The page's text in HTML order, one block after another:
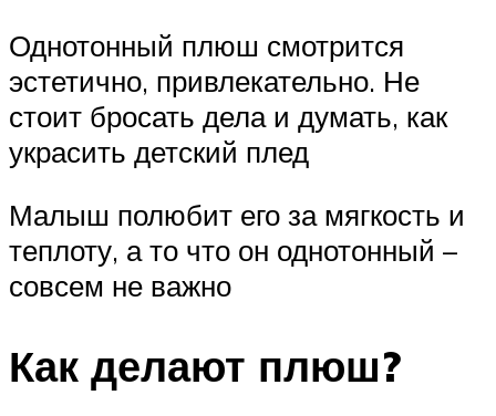
Однотонный плюш смотрится
эстетично, привлекательно. Не
стоит бросать дела и думать, как
украсить детский плед
Малыш полюбит его за мягкость и
теплоту, а то что он однотонный –
совсем не важно
Как делают плюш?